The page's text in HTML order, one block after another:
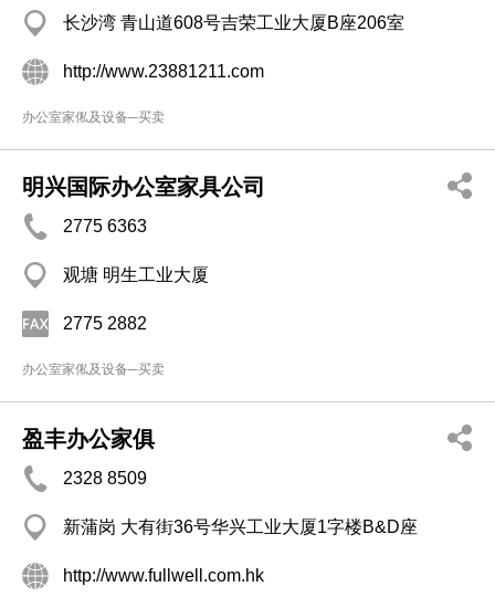
长沙湾 青山道608号吉荣工业大厦B座206室
http://www.23881211.com
办公室家俬及设备─买卖
明兴国际办公室家具公司
2775 6363
观塘 明生工业大厦
2775 2882
办公室家俬及设备─买卖
盈丰办公家俱
2328 8509
新蒲岗 大有街36号华兴工业大厦1字楼B&D座
http://www.fullwell.com.hk